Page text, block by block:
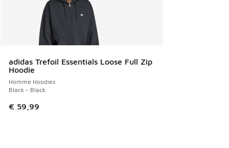
adidas Trefoil Essentials Loose Full Zip
Hoodie
Homme Hoodies
Black - Black
€ 59,99